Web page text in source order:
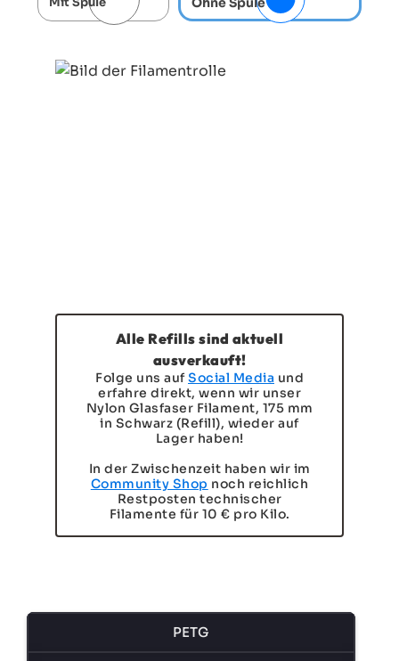
Alle Refills sind aktuell
ausverkauft!
Folge uns aufSocial Media und
erfahre direkt, wenn wir unser
Nylon Glasfaser Filament, 175 mm
in Schwarz (Refill), wieder auf
Lager haben!
In der Zwischenzeit haben wir im
Community Shop noch reichlich
Restposten technischer
Filamente für 10 € pro Kilo.
PETG